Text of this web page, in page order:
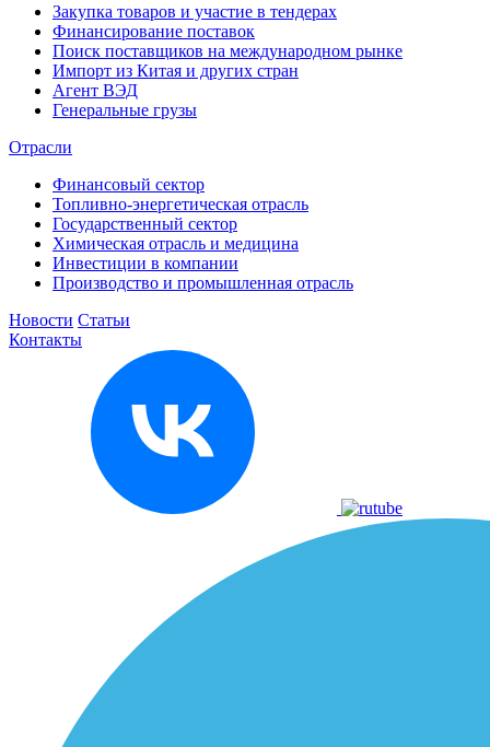
Закупка товаров и участие в тендерах
Финансирование поставок
Поиск поставщиков на международном рынке
Импорт из Китая и других стран
Агент ВЭД
Генеральные грузы
Отрасли
Финансовый сектор
Топливно-энергетическая отрасль
Государственный сектор
Химическая отрасль и медицина
Инвестиции в компании
Производство и промышленная отрасль
Новости Статьи
Контакты